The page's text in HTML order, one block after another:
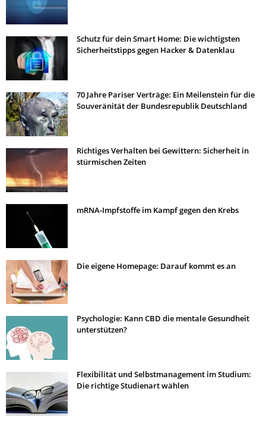
Schutz für dein Smart Home: Die wichtigsten
Sicherheitstipps gegen Hacker & Datenklau
70 Jahre Pariser Verträge: Ein Meilenstein für die
Souveränität der Bundesrepublik Deutschland
Richtiges Verhalten bei Gewittern: Sicherheit in
stürmischen Zeiten
mRNA-Impfstoffe im Kampf gegen den Krebs
Die eigene Homepage: Darauf kommt es an
Psychologie: Kann CBD die mentale Gesundheit
unterstützen?
Flexibilität und Selbstmanagement im Studium:
Die richtige Studienart wählen